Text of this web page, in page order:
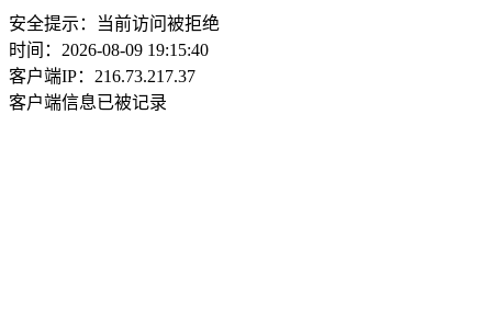
安全提示：当前访问被拒绝
时间：2026-08-09 19:15:40
客户端IP：216.73.217.37
客户端信息已被记录